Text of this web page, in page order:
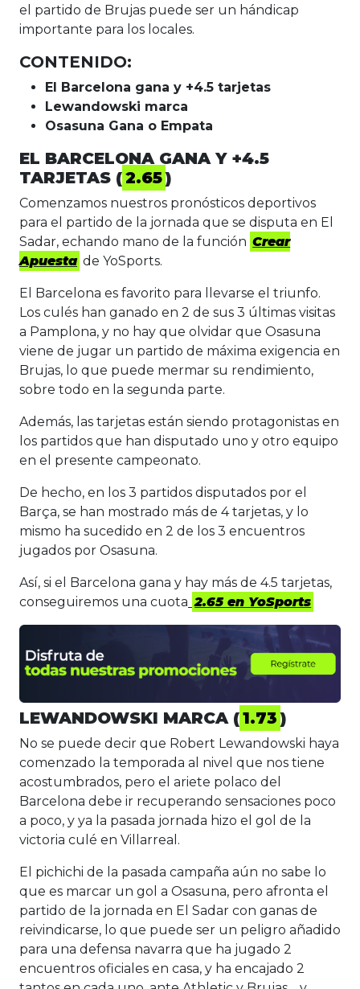
el partido de Brujas puede ser un hándicap
importante para los locales.
CONTENIDO:
El Barcelona gana y +4.5 tarjetas
Lewandowski marca
Osasuna Gana o Empata
EL BARCELONA GANA Y +4.5
TARJETAS (2.65)
Comenzamos nuestros pronósticos deportivos
para el partido de la jornada que se disputa en El
Sadar, echando mano de la función Crear
Apuesta de YoSports.
El Barcelona es favorito para llevarse el triunfo.
Los culés han ganado en 2 de sus 3 últimas visitas
a Pamplona, y no hay que olvidar que Osasuna
viene de jugar un partido de máxima exigencia en
Brujas, lo que puede mermar su rendimiento,
sobre todo en la segunda parte.
Además, las tarjetas están siendo protagonistas en
los partidos que han disputado uno y otro equipo
en el presente campeonato.
De hecho, en los 3 partidos disputados por el
Barça, se han mostrado más de 4 tarjetas, y lo
mismo ha sucedido en 2 de los 3 encuentros
jugados por Osasuna.
Así, si el Barcelona gana y hay más de 4.5 tarjetas,
conseguiremos una cuota 2.65 en YoSports
LEWANDOWSKI MARCA (1.73 )
No se puede decir que Robert Lewandowski haya
comenzado la temporada al nivel que nos tiene
acostumbrados, pero el ariete polaco del
Barcelona debe ir recuperando sensaciones poco
a poco, y ya la pasada jornada hizo el gol de la
victoria culé en Villarreal.
El pichichi de la pasada campaña aún no sabe lo
que es marcar un gol a Osasuna, pero afronta el
partido de la jornada en El Sadar con ganas de
reivindicarse, lo que puede ser un peligro añadido
para una defensa navarra que ha jugado 2
encuentros oficiales en casa, y ha encajado 2